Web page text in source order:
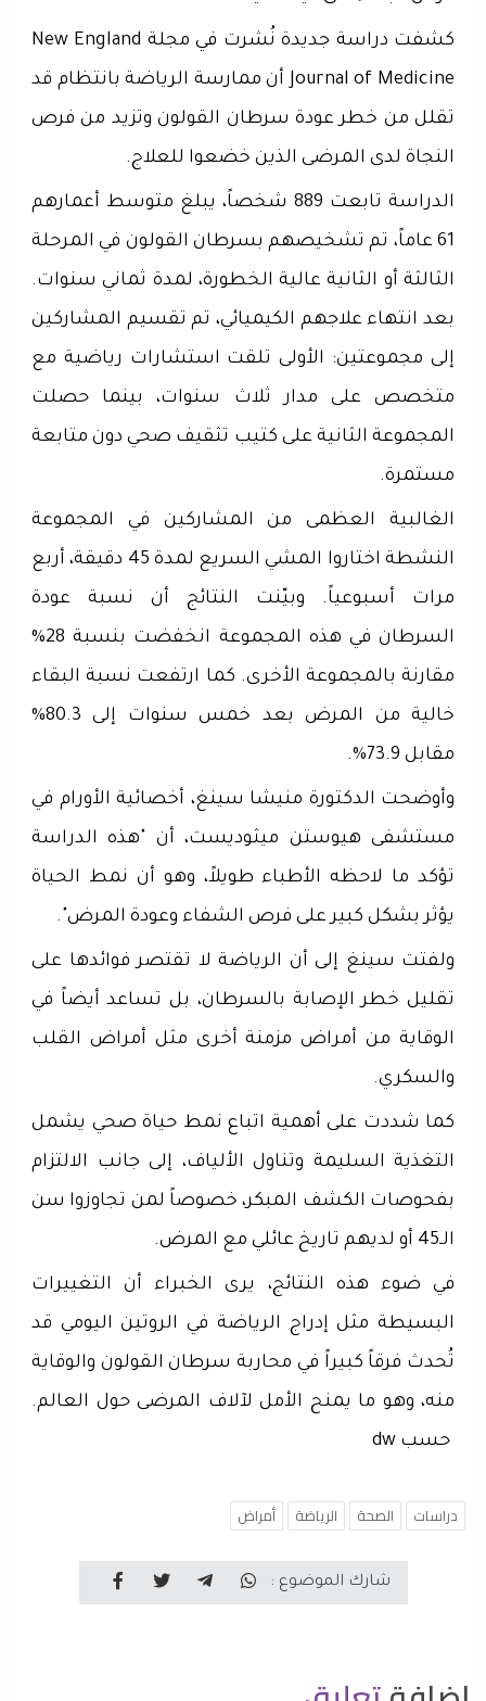
كشفت دراسة جديدة نُشرت في مجلة New England
Journal of Medicine أن ممارسة الرياضة بانتظام قد
تقلل من خطر عودة سرطان القولون وتزيد من فرص
النجاة لدى المرضى الذين خضعوا للعلاج.
الدراسة تابعت 889 شخصاً، يبلغ متوسط أعمارهم
61 عاماً، تم تشخيصهم بسرطان القولون في المرحلة
الثالثة أو الثانية عالية الخطورة، لمدة ثماني سنوات.
بعد انتهاء علاجهم الكيميائي، تم تقسيم المشاركين
إلى مجموعتين: الأولى تلقت استشارات رياضية مع
متخصص على مدار ثلاث سنوات، بينما حصلت
المجموعة الثانية على كتيب تثقيف صحي دون متابعة
مستمرة.
الغالبية العظمى من المشاركين في المجموعة
النشطة اختاروا المشي السريع لمدة 45 دقيقة، أربع
مرات أسبوعياً. وبيّنت النتائج أن نسبة عودة
السرطان في هذه المجموعة انخفضت بنسبة 28%
مقارنة بالمجموعة الأخرى. كما ارتفعت نسبة البقاء
خالية من المرض بعد خمس سنوات إلى 80.3%
مقابل 73.9%.
وأوضحت الدكتورة منيشا سينغ، أخصائية الأورام في
مستشفى هيوستن ميثوديست، أن "هذه الدراسة
تؤكد ما لاحظه الأطباء طويلاً، وهو أن نمط الحياة
يؤثر بشكل كبير على فرص الشفاء وعودة المرض".
ولفتت سينغ إلى أن الرياضة لا تقتصر فوائدها على
تقليل خطر الإصابة بالسرطان، بل تساعد أيضاً في
الوقاية من أمراض مزمنة أخرى مثل أمراض القلب
والسكري.
كما شددت على أهمية اتباع نمط حياة صحي يشمل
التغذية السليمة وتناول الألياف، إلى جانب الالتزام
بفحوصات الكشف المبكر، خصوصاً لمن تجاوزوا سن
الـ45 أو لديهم تاريخ عائلي مع المرض.
في ضوء هذه النتائج، يرى الخبراء أن التغييرات
البسيطة مثل إدراج الرياضة في الروتين اليومي قد
تُحدث فرقاً كبيراً في محاربة سرطان القولون والوقاية
منه، وهو ما يمنح الأمل لآلاف المرضى حول العالم.
حسب dw
دراسات الصحة الرياضة أمراض
شارك الموضوع :